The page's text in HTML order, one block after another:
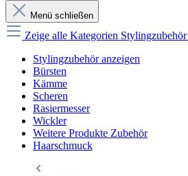
Menü schließen
Zeige alle Kategorien Stylingzubehör
Stylingzubehör anzeigen
Bürsten
Kämme
Scheren
Rasiermesser
Wickler
Weitere Produkte Zubehör
Haarschmuck